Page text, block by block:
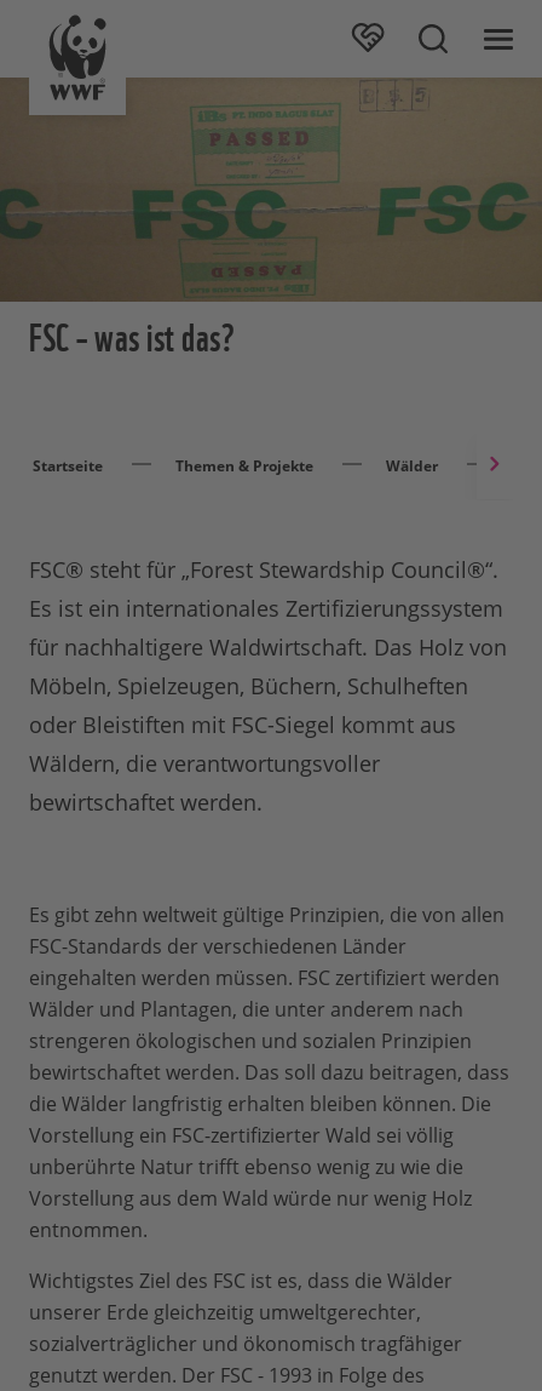
FSC – was ist das?
Startseite Themen & Projekte Wälder
FSC® steht für „Forest Stewardship Council®“.
Es ist ein internationales Zertifizierungssystem
für nachhaltigere Waldwirtschaft. Das Holz von
Möbeln, Spielzeugen, Büchern, Schulheften
oder Bleistiften mit FSC-Siegel kommt aus
Wäldern, die verantwortungsvoller
bewirtschaftet werden.
Es gibt zehn weltweit gültige Prinzipien, die von allen
FSC-Standards der verschiedenen Länder
eingehalten werden müssen. FSC zertifiziert werden
Wälder und Plantagen, die unter anderem nach
strengeren ökologischen und sozialen Prinzipien
bewirtschaftet werden. Das soll dazu beitragen, dass
die Wälder langfristig erhalten bleiben können. Die
Vorstellung ein FSC-zertifizierter Wald sei völlig
unberührte Natur trifft ebenso wenig zu wie die
Vorstellung aus dem Wald würde nur wenig Holz
entnommen.
Wichtigstes Ziel des FSC ist es, dass die Wälder
unserer Erde gleichzeitig umweltgerechter,
sozialverträglicher und ökonomisch tragfähiger
genutzt werden. Der FSC - 1993 in Folge des